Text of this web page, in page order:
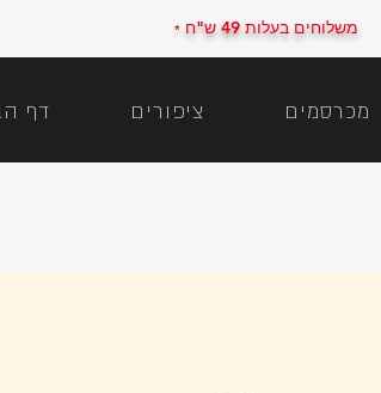
* משלוחים בעלות 49 ש"ח
דף ציפורים מכרסמים